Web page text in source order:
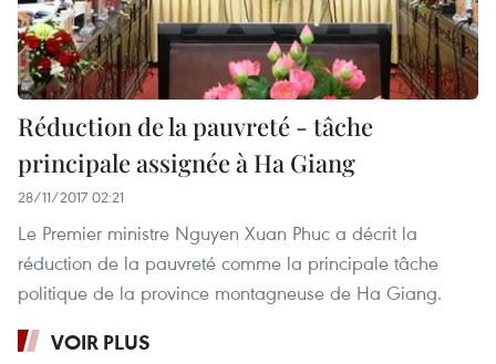
Réduction de la pauvreté - tâche
principale assignée à Ha Giang
28/11/2017 02:21
Le Premier ministre Nguyen Xuan Phuc a décrit la
réduction de la pauvreté comme la principale tâche
politique de la province montagneuse de Ha Giang.
VOIR PLUS